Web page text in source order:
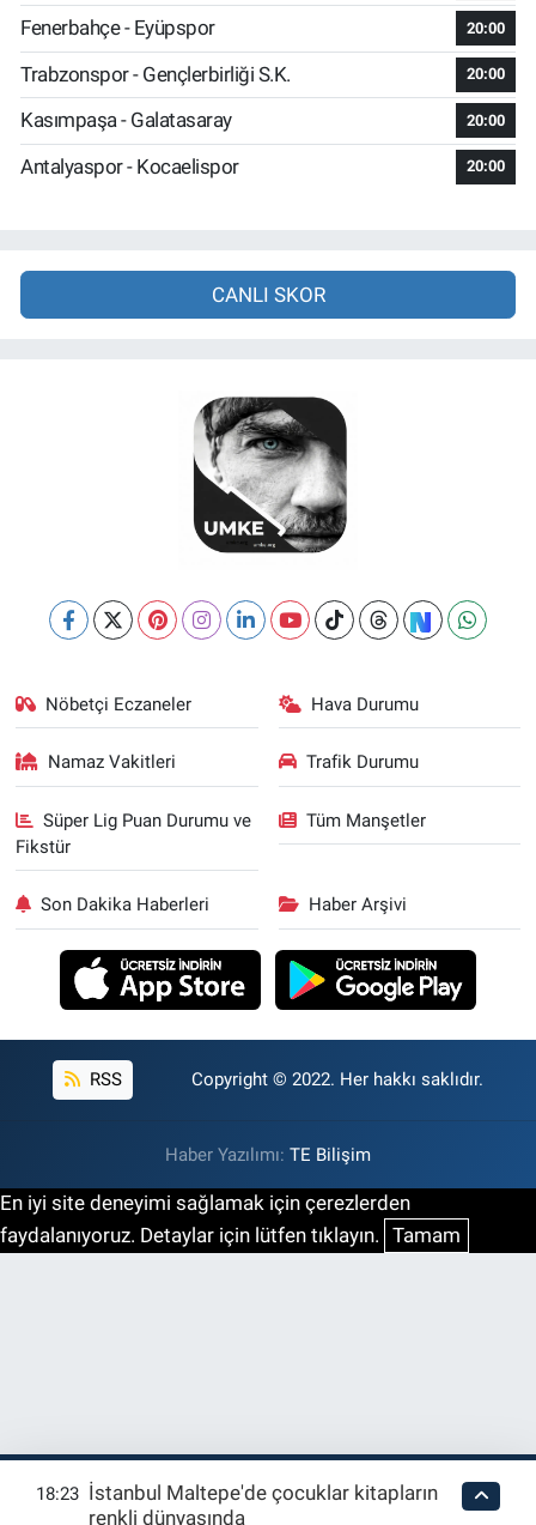
Fenerbahçe - Eyüpspor 20:00
Trabzonspor - Gençlerbirliği S.K. 20:00
Kasımpaşa - Galatasaray 20:00
Antalyaspor - Kocaelispor 20:00
CANLI SKOR
Nöbetçi Eczaneler Hava Durumu
Namaz Vakitleri Trafik Durumu
Süper Lig Puan Durumu ve
Fikstür
Tüm Manşetler
Son Dakika Haberleri Haber Arşivi
RSS Copyright © 2022. Her hakkı saklıdır.
Haber Yazılımı: TE Bilişim
En iyi site deneyimi sağlamak için çerezlerden
faydalanıyoruz. Detaylar için lütfen tıklayın. Tamam
18:23 İstanbul Maltepe'de çocuklar kitapların
renkli dünyasında